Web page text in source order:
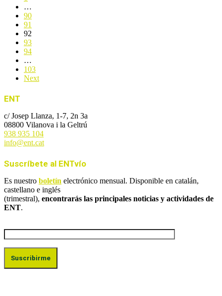
…
90
91
92
93
94
…
103
Next
ENT
c/ Josep Llanza, 1-7, 2n 3a
08800 Vilanova i la Geltrú
938 935 104
info@ent.cat
Suscríbete al ENTvío
Es nuestro boletín electrónico mensual. Disponible en catalán,
castellano e inglés
(trimestral), encontrarás las principales noticias y actividades de
ENT.